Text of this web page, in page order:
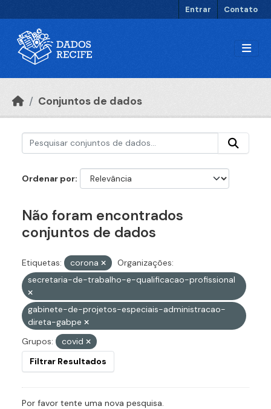
Entrar Contato
Conjuntos de dados
Ordenar por
Não foram encontrados
conjuntos de dados
Etiquetas: corona
Organizações:
secretaria-de-trabalho-e-qualificacao-profissional
gabinete-de-projetos-especiais-administracao-
direta-gabpe
Grupos:
covid
Filtrar Resultados
Por favor tente uma nova pesquisa.